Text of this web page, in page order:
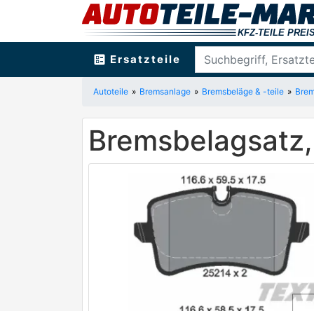
ballot Ersatzteile
Autoteile Bremsanlage Bremsbeläge & -teile